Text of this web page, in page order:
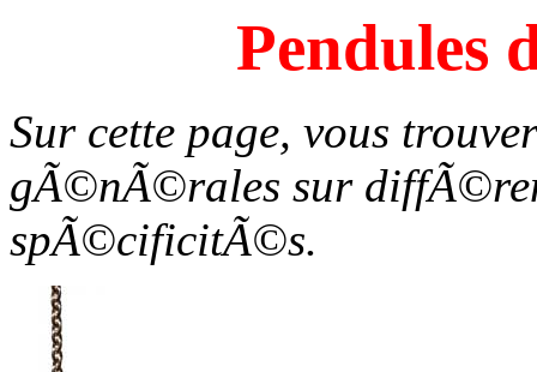
Pendules
Sur cette page, vous
gÃ©nÃ©rales sur
spÃ©cificitÃ©s.